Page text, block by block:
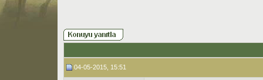
04-05-2015, 15:51